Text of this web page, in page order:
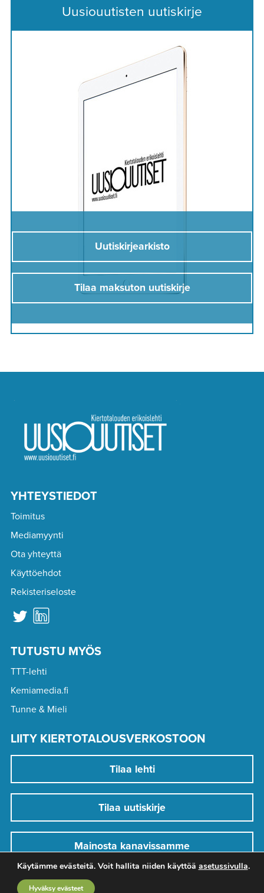
Uusiouutisten uutiskirje
Uutiskirjearkisto
Tilaa maksuton uutiskirje
YHTEYSTIEDOT
Toimitus
Mediamyynti
Ota yhteyttä
Käyttöehdot
Rekisteriseloste
TUTUSTU MYÖS
TTT-lehti
Kemiamedia.fi
Tunne & Mieli
LIITY KIERTOTALOUSVERKOSTOON
Tilaa lehti
Tilaa uutiskirje
Mainosta kanavissamme
Käytämme evästeitä. Voit hallita niiden käyttöä asetussivulla.
Hyväksy evästeet